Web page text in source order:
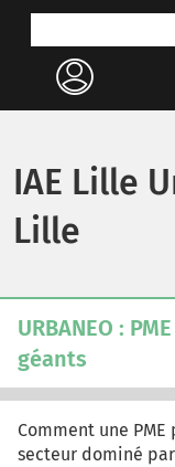
IAE Lille
Lille
URBANEO :
géants
Comment une
secteur dominé